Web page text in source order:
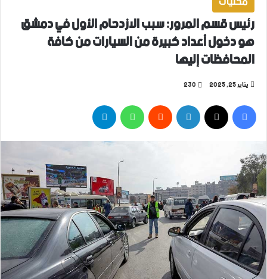
رئيس قسم المرور: سبب الازدحام الأول في دمشق
هو دخول أعداد كبيرة من السيارات من كافة
المحافظات إليها
يناير 25, 2025 230
فيسبوك‫X لينكدإن واتساب